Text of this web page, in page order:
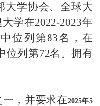
大学协会、全球大
学在2022-2023年
位列第83名，在
位列第72名。拥有
，并要求在2025年5